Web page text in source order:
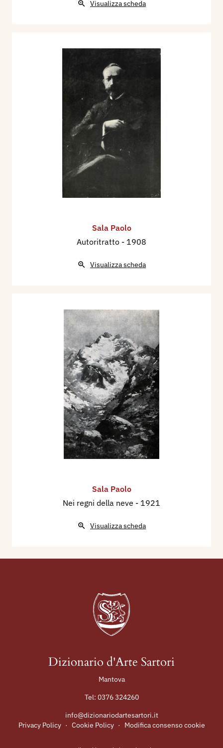
Visualizza scheda
Sala Paolo
Autoritratto - 1908
Visualizza scheda
Sala Paolo
Nei regni della neve - 1921
Visualizza scheda
Dizionario d'Arte Sartori
Mantova
Tel: 0376 324260
info@dizionariodartesartori.it
Privacy Policy · Cookie Policy · Modifica consenso cookie